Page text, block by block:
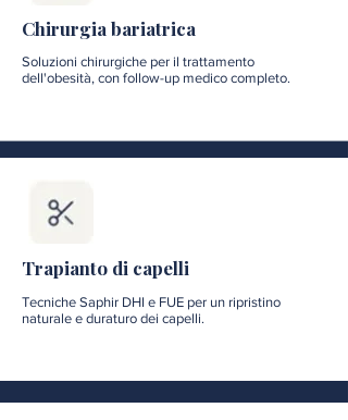
Chirurgia bariatrica
Soluzioni chirurgiche per il trattamento
dell'obesità, con follow-up medico completo.
Trapianto di capelli
Tecniche Saphir DHI e FUE per un ripristino
naturale e duraturo dei capelli.